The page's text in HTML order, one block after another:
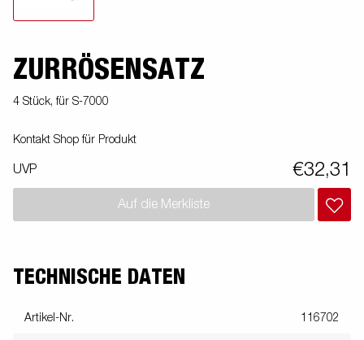
ZURRÖSENSATZ
4 Stück, für S-7000
Kontakt Shop für Produkt
UVP €32,31
Auf die Merkliste
TECHNISCHE DATEN
Artikel-Nr. 116702